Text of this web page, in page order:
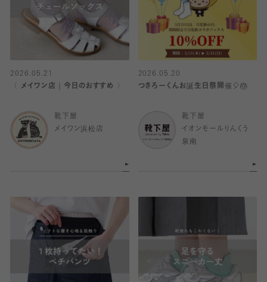
2026.05.21
〈 メイワン店｜今日のおすすめ 〉
靴下屋
メイワン浜松店
2026.05.20
つきろーくんお誕生日祭開催🎈🎂
靴下屋
イオンモールりんくう
泉南